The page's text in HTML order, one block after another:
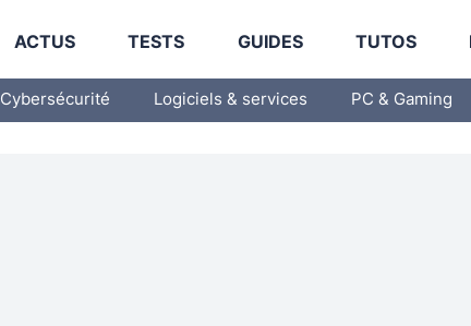
ACTUS TESTS GUIDES TUTOS
Cybersécurité Logiciels & services PC & Gaming